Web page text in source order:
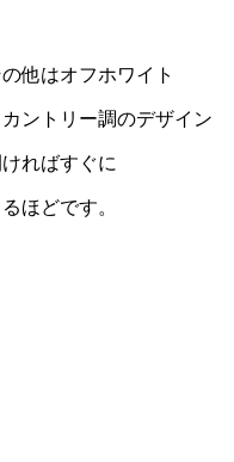
他はオフホワイト
ントリー調のデザイン
ればすぐに
ほどです。